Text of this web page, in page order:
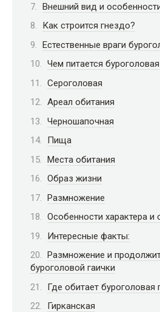
Внешний вид и
Как строится гнездо?
Естественные враги
Чем питается
Сероголовая
Ареал обитания
Черношапочная
Пища
Места обитания
Образ жизни
Размножение
Особенности характера и
Интересные факты:
Размножение и
буроголовой гаички
Где обитает буроголовая
Гирканская